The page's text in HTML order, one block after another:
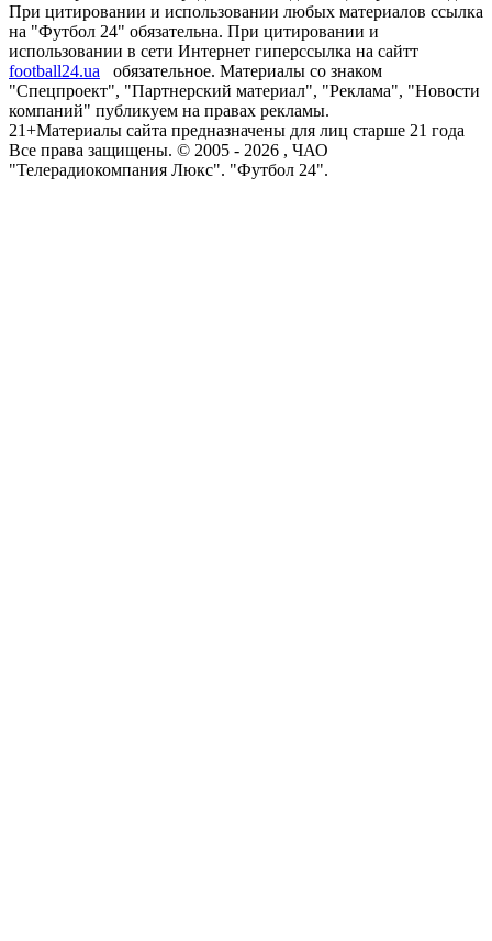
При цитировании и использовании любых материалов ссылка
на "Футбол 24" обязательна. При цитировании и
использовании в сети Интернет гиперссылка на сайтт
football24.ua
обязательное. Материалы со знаком
"Спецпроект", "Партнерский материал", "Реклама", "Новости
компаний" публикуем на правах рекламы.
21+Материалы сайта предназначены для лиц старше 21 года
Все права защищены. © 2005 - 2026 , ЧАО
"Телерадиокомпания Люкс". "Футбол 24".